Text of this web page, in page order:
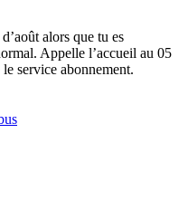
alors que tu es
Appelle l’accueil au 05
service abonnement.